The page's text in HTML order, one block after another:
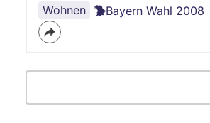
Wohnen Bayern Wahl 2008